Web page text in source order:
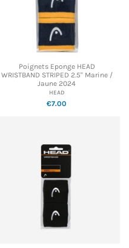
Poignets Eponge HEAD
WRISTBAND STRIPED 2.5" Marine /
Jaune 2024
HEAD
€7.00